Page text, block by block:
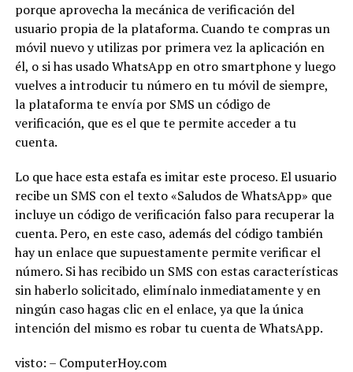
porque aprovecha la mecánica de verificación del
usuario propia de la plataforma. Cuando te compras un
móvil nuevo y utilizas por primera vez la aplicación en
él, o si has usado WhatsApp en otro smartphone y luego
vuelves a introducir tu número en tu móvil de siempre,
la plataforma te envía por SMS un código de
verificación, que es el que te permite acceder a tu
cuenta.
Lo que hace esta estafa es imitar este proceso. El usuario
recibe un SMS con el texto «Saludos de WhatsApp» que
incluye un código de verificación falso para recuperar la
cuenta. Pero, en este caso, además del código también
hay un enlace que supuestamente permite verificar el
número. Si has recibido un SMS con estas características
sin haberlo solicitado, elimínalo inmediatamente y en
ningún caso hagas clic en el enlace, ya que la única
intención del mismo es robar tu cuenta de WhatsApp.
visto: – ComputerHoy.com